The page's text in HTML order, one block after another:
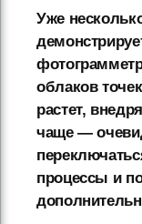
Уже
облаков
растет,
чаще —
процессы и